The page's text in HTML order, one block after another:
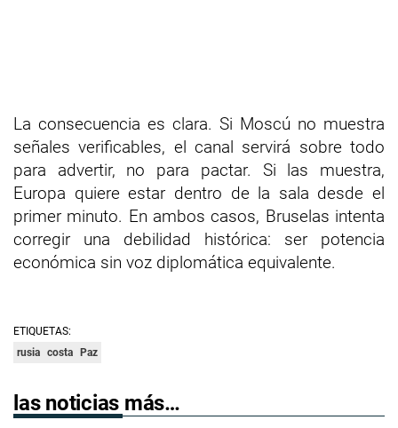
La consecuencia es clara. Si Moscú no muestra
señales verificables, el canal servirá sobre todo
para advertir, no para pactar. Si las muestra,
Europa quiere estar dentro de la sala desde el
primer minuto. En ambos casos, Bruselas intenta
corregir una debilidad histórica: ser potencia
económica sin voz diplomática equivalente.
ETIQUETAS:
rusia costa Paz
las noticias más…